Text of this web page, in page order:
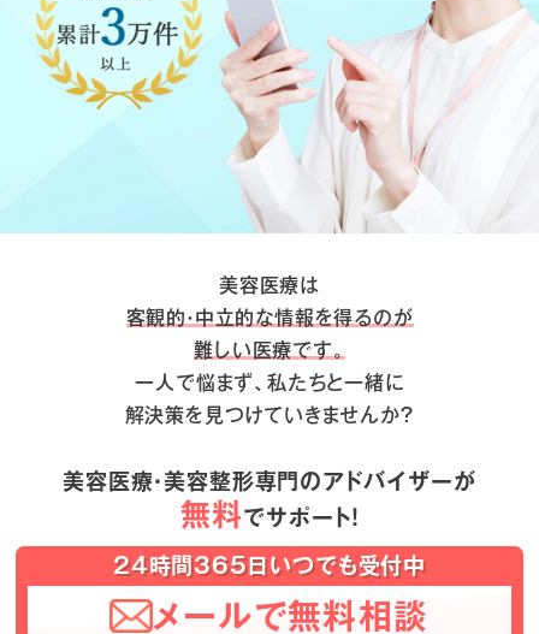
美容医療は
客観的・中立的な情報を得るのが
難しい医療です。
一人で悩まず、私たちと一緒に
解決策を見つけていきませんか？
美容医療・美容整形専門のアドバイザーが
無料でサポート！
24時間365日いつでも受付中
メールで無料相談